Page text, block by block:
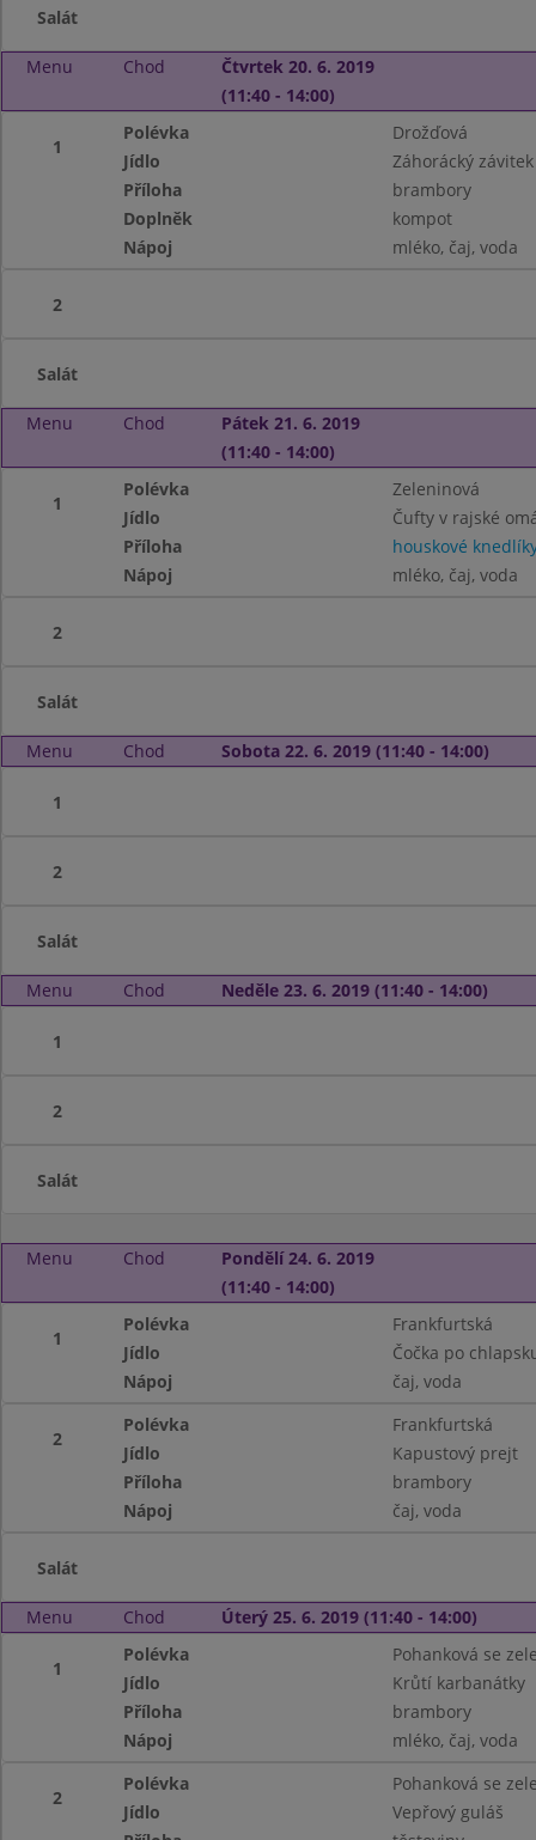
Salát
Menu Chod
Čtvrtek 20. 6. 2019
(11:40 - 14:00)
1
Polévka
Drožďová
Jídlo
Záhorácký závitek
Příloha
brambory
Doplněk
kompot
Nápoj
mléko, čaj, voda
2
Salát
Menu Chod
Pátek 21. 6. 2019
(11:40 - 14:00)
1
Polévka
Zeleninová
Jídlo
Čufty v rajské
Příloha
houskové
Nápoj
mléko, čaj, voda
2
Salát
Menu Chod Sobota 22. 6. 2019 (11:40 - 14:00)
1
2
Salát
Menu Chod Neděle 23. 6. 2019 (11:40 - 14:00)
1
2
Salát
Menu Chod
Pondělí 24. 6. 2019
(11:40 - 14:00)
1
Polévka
Frankfurtská
Jídlo
Čočka po
Nápoj
čaj, voda
2
Polévka
Frankfurtská
Jídlo
Kapustový prejt
Příloha
brambory
Nápoj
čaj, voda
Salát
Menu Chod Úterý 25. 6. 2019 (11:40 - 14:00)
1
Polévka
Pohanková se
Jídlo
Krůtí karbanátky
Příloha
brambory
Nápoj
mléko, čaj, voda
2
Polévka
Pohanková se
Jídlo
Vepřový guláš